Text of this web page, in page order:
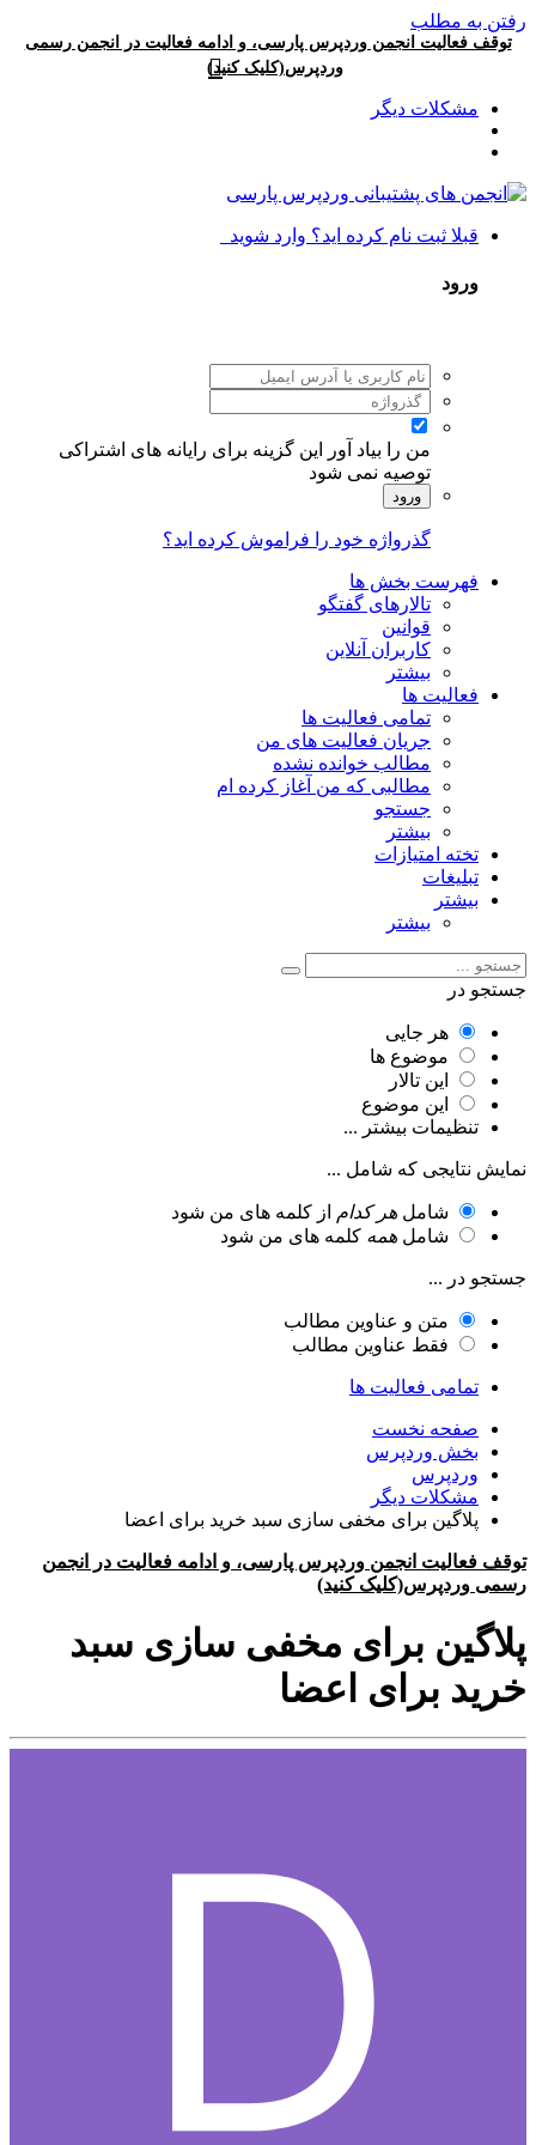
رفتن به مطلب
توقف فعالیت انجمن وردپرس پارسی، و ادامه فعالیت در انجمن رسمی
وردپرس(کلیک کنید)
مشکلات دیگر
قبلا ثبت نام کرده اید؟ وارد شوید
ورود
من را بیاد آور
این گزینه برای رایانه های اشتراکی
توصیه نمی شود
ورود
گذرواژه خود را فراموش کرده اید؟
فهرست بخش ها
تالارهای گفتگو
قوانین
کاربران آنلاین
بیشتر
فعالیت ها
تمامی فعالیت ها
جریان فعالیت های من
مطالب خوانده نشده
مطالبی که من آغاز کرده ام
جستجو
بیشتر
تخته امتیازات
تبلیغات
بیشتر
بیشتر
جستجو در
هر جایی
موضوع ها
این تالار
این موضوع
تنظیمات بیشتر ...
نمایش نتایجی که شامل ...
شامل هر کدام از کلمه های من شود
شامل همه کلمه های من شود
جستجو در ...
متن و عناوین مطالب
فقط عناوین مطالب
تمامی فعالیت ها
صفحه نخست
بخش وردپرس
وردپرس
مشکلات دیگر
پلاگین برای مخفی سازی سبد خرید برای اعضا
توقف فعالیت انجمن وردپرس پارسی، و ادامه فعالیت در انجمن
رسمی وردپرس(کلیک کنید)
پلاگین برای مخفی سازی سبد
خرید برای اعضا